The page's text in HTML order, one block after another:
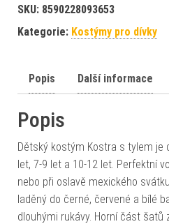
SKU: 8590228093653
Kategorie: Kostýmy pro dívky
Popis Další informace
Popis
Dětský kostým Kostra s tylem je
let, 7-9 let a 10-12 let. Perfektní
nebo při oslavě mexického
laděný do černé, červené a bílé
dlouhými rukávy. Horní část šatů